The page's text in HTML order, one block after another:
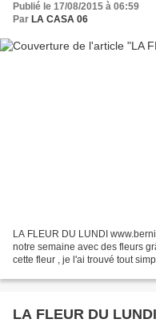
Publié le 17/08/2015 à 06:59
Par LA CASA 06
LA FLEUR DU LUNDI
notre semaine avec des fleurs
cette fleur , je l'ai trouvé tout
LA FLEUR DU LUNDI